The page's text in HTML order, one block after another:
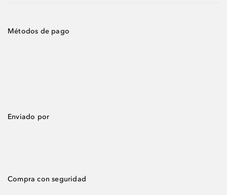
Métodos de pago
Enviado por
Compra con seguridad